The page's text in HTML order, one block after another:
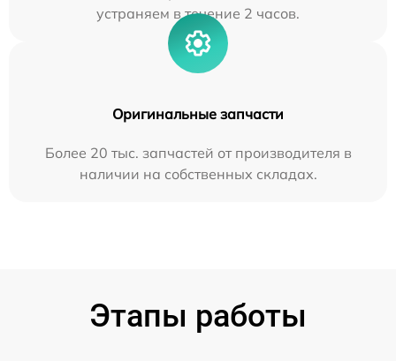
устраняем в течение 2 часов.
Оригинальные запчасти
Более 20 тыс. запчастей от производителя в
наличии на собственных складах.
Этапы работы